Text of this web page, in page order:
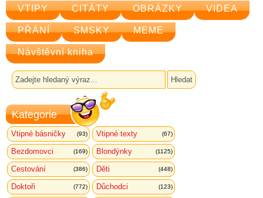
VTIPY CITÁTY OBRÁZKY VIDEA
PŘÁNÍ SMSKY MEME
Návštěvní kniha
Kategorie
Vtipné básničky (93) Vtipné texty (67)
Bezdomovci (169) Blondýnky (1125)
Cestování (386) Děti (448)
Doktoři (772) Důchodci (123)